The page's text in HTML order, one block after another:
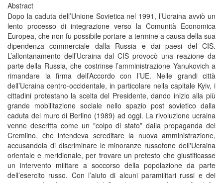
Abstract
Dopo la caduta dell’Unione Sovietica nel 1991, l’Ucraina avviò un
lento processo di integrazione verso la Comunità Economica
Europea, che non fu possibile portare a termine a causa della sua
dipendenza commerciale dalla Russia e dai paesi del CIS.
L’allontanamento dell’Ucraina dal CIS provocò una reazione da
parte della Russia, che costrinse l’amministrazione Yanukovich a
rimandare la firma dell’Accordo con l’UE. Nelle grandi città
dell’Ucraina centro-occidentale, in particolare nella capitale Kyiv, i
cittadini protestano la scelta del Presidente, dando inizio alla più
grande mobilitazione sociale nello spazio post sovietico dalla
caduta del muro di Berlino (1989) ad oggi. La rivoluzione ucraina
venne descritta come un "colpo di stato” dalla propaganda del
Cremlino, che intendeva screditare la nuova amministrazione,
accusandola di discriminare le minoranze russofone dell'Ucraina
orientale e meridionale, per trovare un pretesto che giustificasse
un intervento militare a soccorso della popolazione da parte
dell’esercito russo. Con l’aiuto di alcuni paramilitari russi e dei